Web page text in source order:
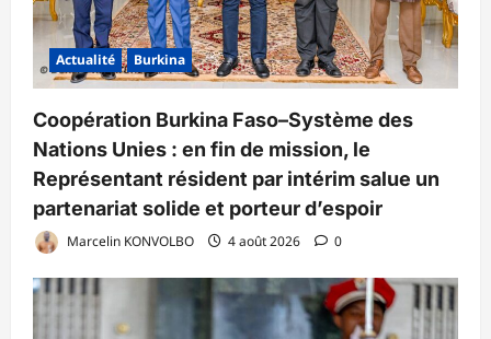
Actualité Burkina
Coopération Burkina Faso–Système des
Nations Unies : en fin de mission, le
Représentant résident par intérim salue un
partenariat solide et porteur d’espoir
Marcelin KONVOLBO 4 août 2026 0